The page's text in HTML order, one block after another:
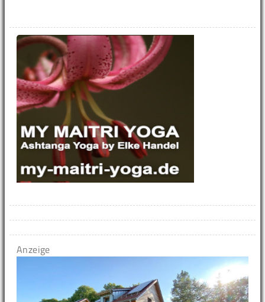
Anzeige